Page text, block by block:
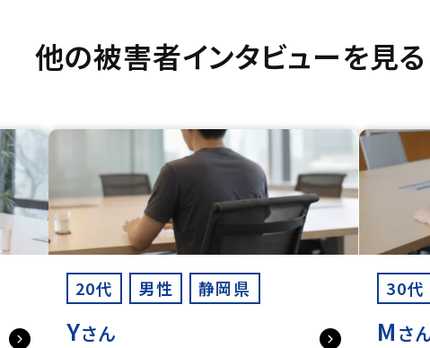
他の被害者インタビューを見る
20代 男性 静岡県
Yさん
30代
M さ